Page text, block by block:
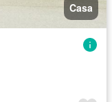
Casa